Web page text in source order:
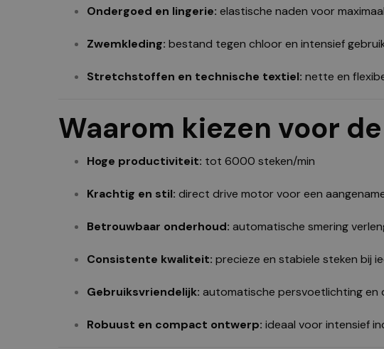
Ondergoed en lingerie: elastische naden voor
Zwemkleding: bestand tegen chloor en intensief
Stretchstoffen en technische textiel: nette en
Waarom kiezen voor
Hoge productiviteit: tot 6000 steken/min
Krachtig en stil: direct drive motor voor een
Betrouwbaar onderhoud: automatische smering
Consistente kwaliteit: precieze en stabiele steken bij
Gebruiksvriendelijk: automatische persvoetlichting en
Robuust en compact ontwerp: ideaal voor intensief